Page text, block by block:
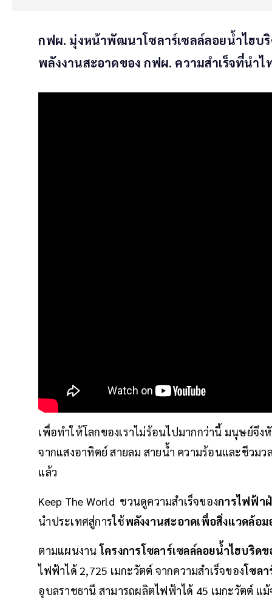
กฟผ. มุ่งหน้าพัฒนาโซลาร์เซลล์ลอยน้ำไฮบริ
พลังงานสะอาดของ กฟผ. ความสำเร็จที่นำ
เพื่อทำให้โลกของเราไม่ร้อนไปมากกว่านี้ มนุษย์จึง
จากแสงอาทิตย์ สายลม สายน้ำ ความร้อนและชีวม
แล้ว
Keep The World ชวนดูความสำเร็จของการไฟฟ้า
นำประเทศสู่การใช้พลังงานสะอาดเพื่อสิ่งแวดล้อ
ตามแผนงานโครงการโซลาร์เซลล์ลอยน้ำไฮบริด
ไฟฟ้าได้ 2,725 เมกะวัตต์ จากความสำเร็จของโซล
อุบลราชธานี สามารถผลิตไฟฟ้าได้ 45 เมกะวัตต์